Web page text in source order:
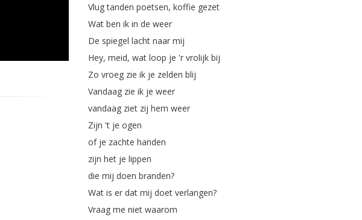
Vlug tanden poetsen, koffie gezet
Wat ben ik in de weer
De spiegel lacht naar mij
Hey, meid, wat loop je 'r vrolijk bij
Zo vroeg zie ik je zelden blij
Vandaag zie ik je weer
vandaag ziet zij hem weer
Zijn 't je ogen
of je zachte handen
zijn het je lippen
die mij doen branden?
Wat is er dat mij doet verlangen?
Vraag me niet waarom